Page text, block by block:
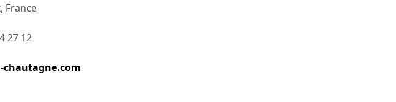
France
27 12
chautagne.com